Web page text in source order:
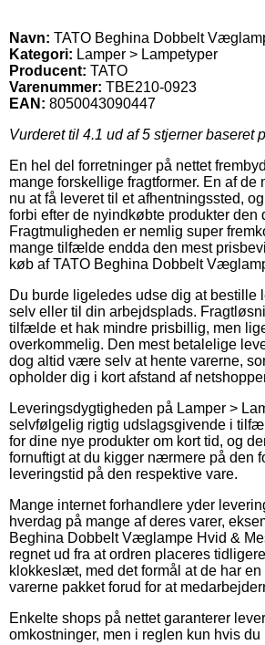
Navn: TATO Beghina Dobbelt
Kategori: Lamper > Lampetyper
Producent: TATO
Varenummer: TBE210-0923
EAN: 8050043090447
Vurderet til 4.1 ud af 5 stjerner baseret
En hel del forretninger på nettet
mange forskellige fragtformer. En af de
nu at få leveret til et afhentningssted,
forbi efter de nyindkøbte produkter den
Fragtmuligheden er nemlig super
mange tilfælde endda den mest
køb af TATO Beghina Dobbelt
Du burde ligeledes udse dig at bestille
selv eller til din arbejdsplads.
tilfælde et hak mindre prisbillig, men
overkommelig. Den mest betalelige
dog altid være selv at hente varerne,
opholder dig i kort afstand af
Leveringsdygtigheden på Lamper >
selvfølgelig rigtig udslagsgivende i
for dine nye produkter om kort tid, og
fornuftigt at du kigger nærmere på den
leveringstid på den respektive vare.
Mange internet forhandlere yder
hverdag på mange af deres varer,
Beghina Dobbelt Væglampe Hvid &
regnet ud fra at ordren placeres
klokkeslæt, med det formål at de har en
varerne pakket forud for at
Enkelte shops på nettet garanterer
omkostninger, men i reglen kun hvis du